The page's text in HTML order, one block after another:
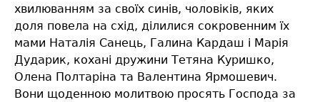
хвилюванням за своїх синів, чоловіків, яких
доля повела на схід, ділилися сокровенним їх
мами Наталія Санець, Галина Кардаш і Марія
Дударик, кохані дружини Тетяна Куришко,
Олена Полтаріна та Валентина Ярмошевич.
Вони щоденною молитвою просять Господа за